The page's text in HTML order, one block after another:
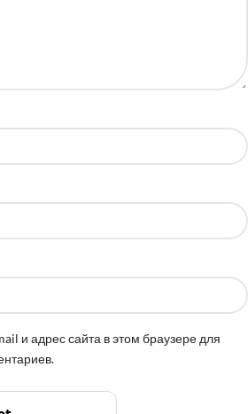
и адрес сайта в этом браузере для